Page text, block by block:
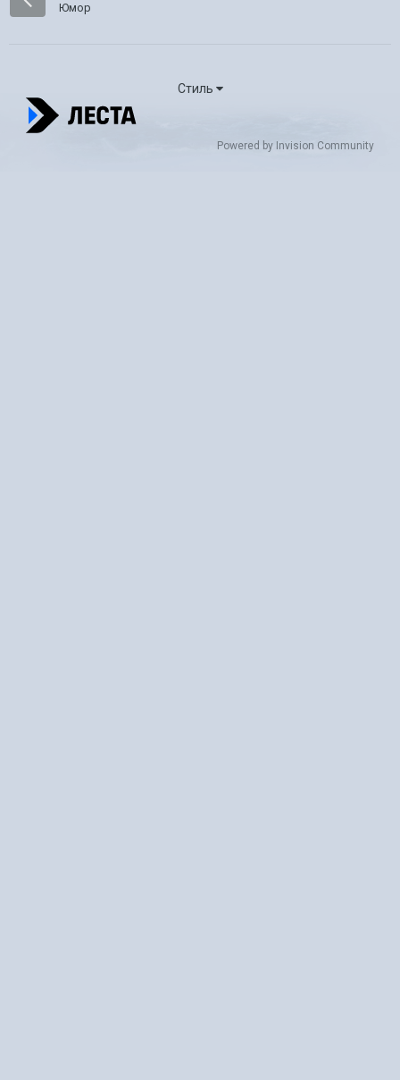
Юмор
Стиль
Powered by Invision Community